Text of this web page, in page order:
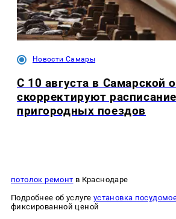
Новости Самары
С 10 августа в Самарской
скорректируют расписание
пригородных поездов
потолок ремонт в Краснодаре
Подробнее об услуге установка
фиксированной ценой